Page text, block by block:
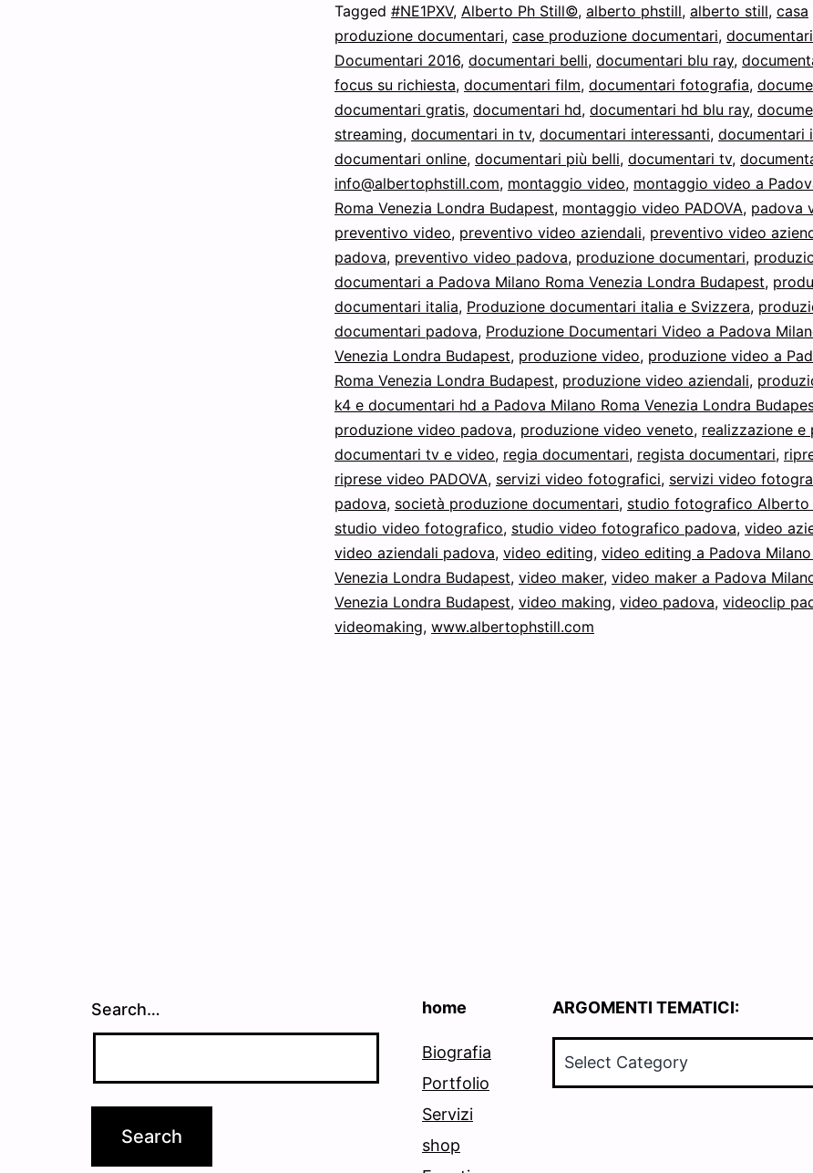
in
tutta
Italia
Tagged #NE1PXV, Alberto Ph Still©, alberto phstill, alberto still, casa
produzione documentari, case produzione documentari, documentari
Documentari 2016, documentari belli, documentari blu ray,
focus su richiesta, documentari film, documentari fotografia,
documentari gratis, documentari hd, documentari hd blu ray,
streaming, documentari in tv, documentari interessanti, documentari
documentari online, documentari più belli, documentari tv,
info@albertophstill.com, montaggio video, montaggio video a
Roma Venezia Londra Budapest, montaggio video PADOVA, padova
preventivo video, preventivo video aziendali, preventivo video
padova, preventivo video padova, produzione documentari,
documentari a Padova Milano Roma Venezia Londra Budapest,
documentari italia, Produzione documentari italia e Svizzera,
documentari padova, Produzione Documentari Video a Padova
Venezia Londra Budapest, produzione video, produzione video a
Roma Venezia Londra Budapest, produzione video aziendali,
k4 e documentari hd a Padova Milano Roma Venezia Londra
produzione video padova, produzione video veneto, realizzazione e
documentari tv e video, regia documentari, regista documentari,
riprese video PADOVA, servizi video fotografici, servizi video
padova, società produzione documentari, studio fotografico
studio video fotografico, studio video fotografico padova, video
video aziendali padova, video editing, video editing a Padova Milano
Venezia Londra Budapest, video maker, video maker a Padova
Venezia Londra Budapest, video making, video padova, videoclip
videomaking, www.albertophstill.com
Search… home
Biografia
Portfolio
Servizi
shop
ARGOMENTI TEMATICI: